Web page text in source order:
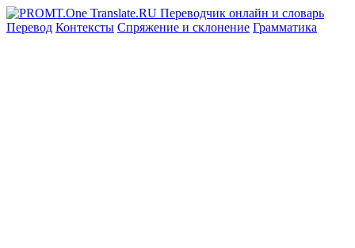
Перевод Контексты Спряжение и склонение Грамматика